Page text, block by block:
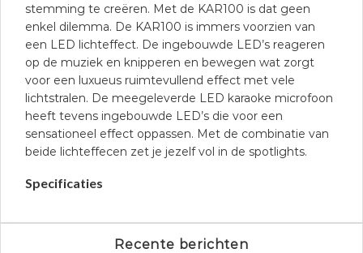
stemming te creëren. Met de KAR100 is dat geen
enkel dilemma. De KAR100 is immers voorzien van
een LED lichteffect. De ingebouwde LED’s reageren
op de muziek en knipperen en bewegen wat zorgt
voor een luxueus ruimtevullend effect met vele
lichtstralen. De meegeleverde LED karaoke microfoon
heeft tevens ingebouwde LED’s die voor een
sensationeel effect oppassen. Met de combinatie van
beide lichteffecen zet je jezelf vol in de spotlights.
Specificaties
Recente berichten